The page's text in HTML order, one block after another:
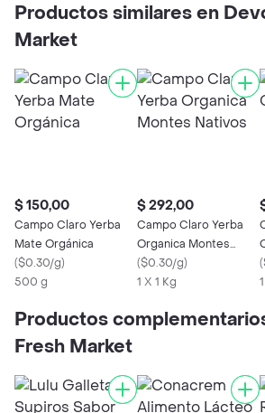
Productos similares en
Market
$ 150,00
Campo Claro Yerba
Mate Orgánica
($0.30/g)
500 g
$ 292,00
Campo Claro Yerba
Organica Montes
Nativos
($0.30/g)
1 X 1 Kg
(
Productos
Fresh Market